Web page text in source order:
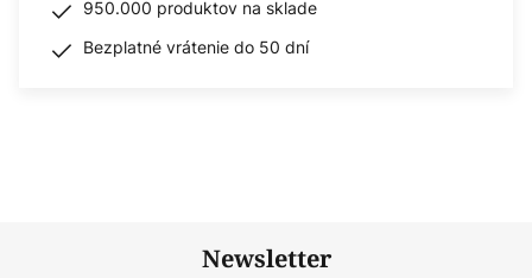
950.000 produktov na sklade
Bezplatné vrátenie do 50 dní
Newsletter